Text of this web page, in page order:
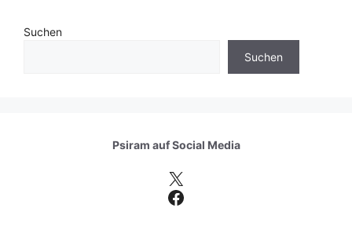
Suchen
Suchen
Psiram aufSocial Media
X
Facebook